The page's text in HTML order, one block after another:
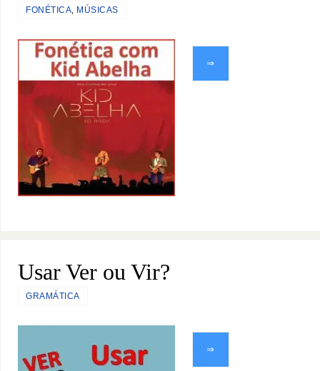
FONÉTICA, MÚSICAS
⇒
Usar Ver ou Vir?
GRAMÁTICA
⇒